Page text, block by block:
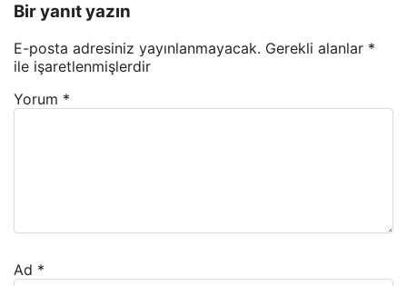
Bir yanıt yazın
E-posta adresiniz yayınlanmayacak. Gerekli alanlar *
ile işaretlenmişlerdir
Yorum *
Ad *